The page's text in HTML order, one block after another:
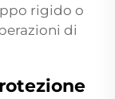
rigido o
di